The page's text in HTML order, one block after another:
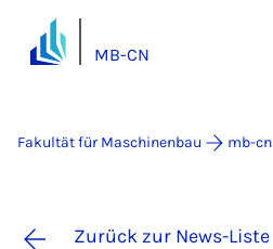
MB-CN
Fakultät für Maschinenbau mb-cn
Zurück zur News-Liste